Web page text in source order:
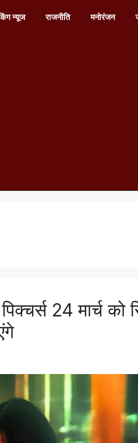
न्यूज राजनीति मनोरंजन
24 मार्च को